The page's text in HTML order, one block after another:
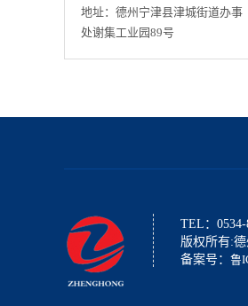
地址：德州宁津县津城街道办事
处谢集工业园89号
TEL：0534-
版权所有:
备案号： 鲁